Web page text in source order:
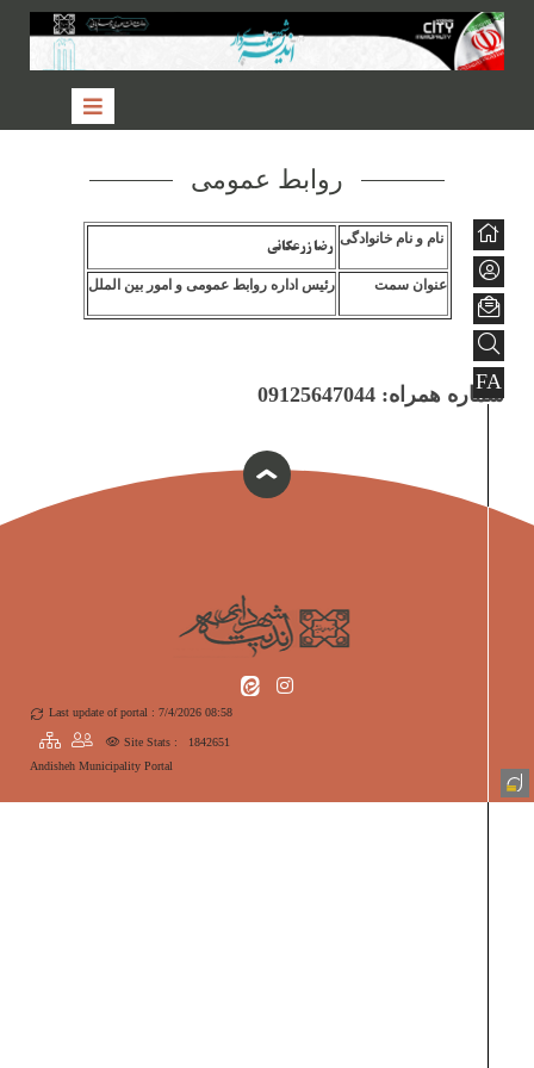
FA
روابط عمومی
نام و نام خانوادگی
رضا زرعکانی
عنوان سمت رئیس اداره روابط عمومی و امور بین الملل
شماره همراه: 09125647044
Last update of portal : 7/4/2026 08:58
Site Stats :
1842651
Andisheh Municipality Portal